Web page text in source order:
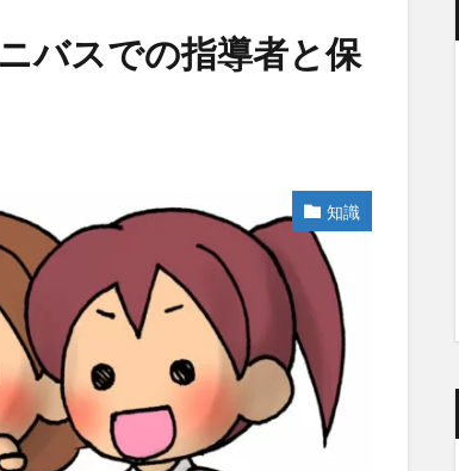
バスでの指導者と保
知識